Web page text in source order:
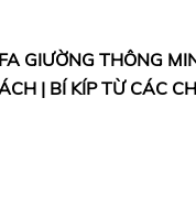
GIƯỜNG THÔNG
| BÍ KÍP TỪ CÁC